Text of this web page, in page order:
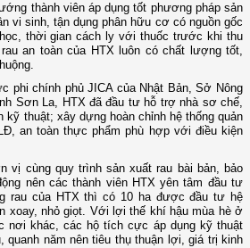
thành viên áp dụng tốt phương pháp sản
vi sinh, tận dụng phân hữu cơ có nguồn gốc
thời gian cách ly với thuốc trước khi thu
an toàn của HTX luôn có chất lượng tốt,
phi chính phủ JICA của Nhật Bản, Sở Nông
Sơn La, HTX đã đầu tư hỗ trợ nhà sơ chế,
kỹ thuật; xây dựng hoàn chỉnh hệ thống quản
an toàn thực phẩm phù hợp với điều kiện
vị cùng quy trình sản xuất rau bài bản, bảo
nên các thành viên HTX yên tâm đầu tư
rau của HTX thì có 10 ha được đầu tư hệ
xoay, nhỏ giọt. Với lợi thế khí hậu mùa hè ở
nơi khác, các hộ tích cực áp dụng kỹ thuật
quanh năm nên tiêu thụ thuận lợi, giá trị kinh